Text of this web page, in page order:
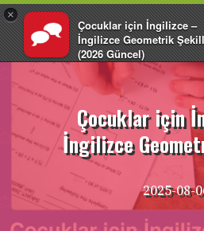
×
Çocuklar için İngilizce –
İngilizce Geometrik
(2026 Güncel)
EnglishCentral
İçeriğe
atla
Çocuklar için
İngilizce
2025-08-